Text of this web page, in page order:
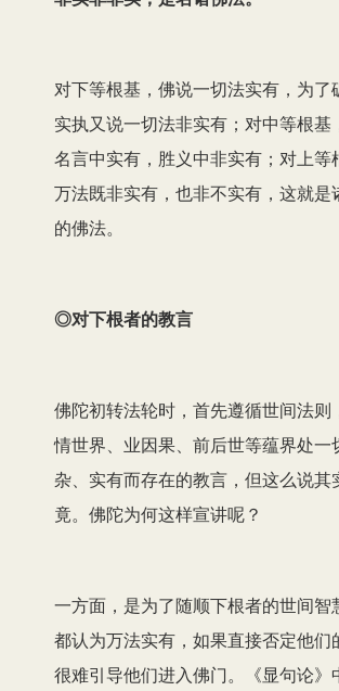
对下等根基，佛说一切法实有，为了
实执又说一切法非实有；对中等根基
名言中实有，胜义中非实有；对上等
万法既非实有，也非不实有，这就是
的佛法。
◎对下根者的教言
佛陀初转法轮时，首先遵循世间法则
情世界、业因果、前后世等蕴界处一
杂、实有而存在的教言，但这么说其
竟。佛陀为何这样宣讲呢？
一方面，是为了随顺下根者的世间智
都认为万法实有，如果直接否定他们
很难引导他们进入佛门。《显句论》